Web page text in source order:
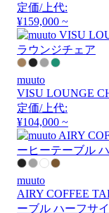
定価/上代:
¥159,000 ~
muuto
VISU LOUNGE
定価/上代:
¥104,000 ~
muuto
AIRY COFFEE
ーブル ハーフサ